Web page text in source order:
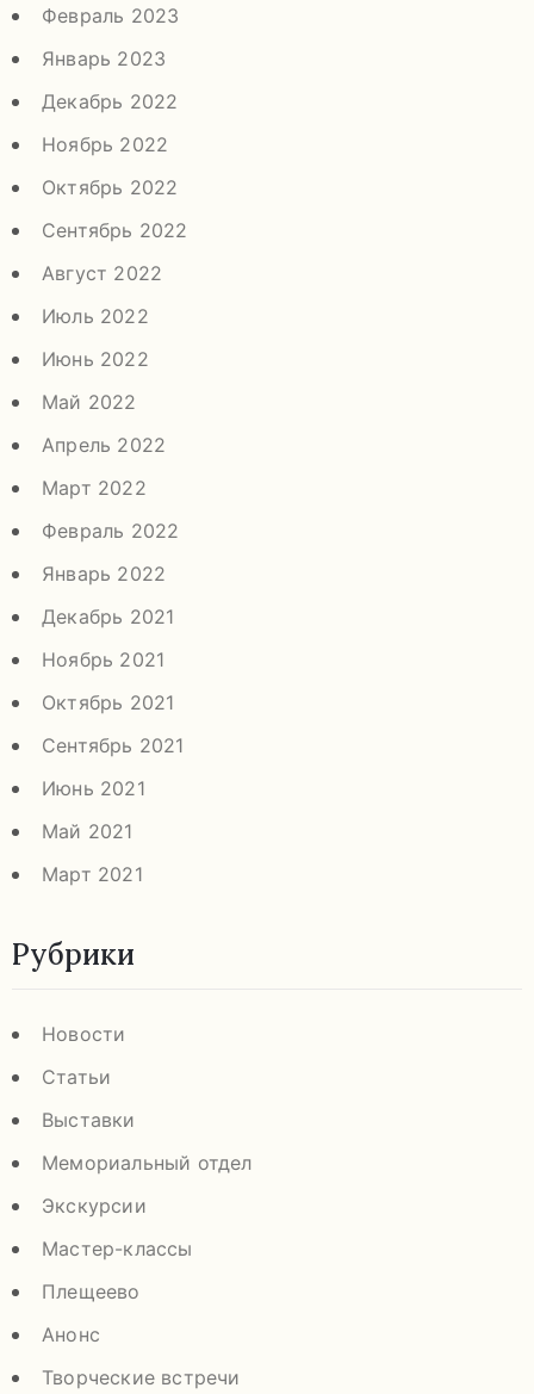
Февраль 2023
Январь 2023
Декабрь 2022
Ноябрь 2022
Октябрь 2022
Сентябрь 2022
Август 2022
Июль 2022
Июнь 2022
Май 2022
Апрель 2022
Март 2022
Февраль 2022
Январь 2022
Декабрь 2021
Ноябрь 2021
Октябрь 2021
Сентябрь 2021
Июнь 2021
Май 2021
Март 2021
Рубрики
Новости
Статьи
Выставки
Мемориальный отдел
Экскурсии
Мастер-классы
Плещеево
Анонс
Творческие встречи